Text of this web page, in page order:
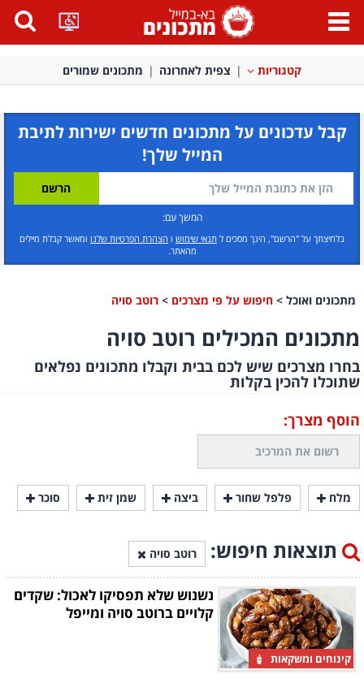
פתח
תפריט
קטגוריות צפית לאחרונה מתכונים שמורים
קבל עדכונים על מתכונים חדשים ישירות לתיבת
המייל שלך!
המשך עם:
בלחיצתך על "הרשם", הינך מסכים ל תנאי שימוש ו הצהרת הפרטיות שלנו ומאשר קבלת מיילים
מהאתר.
מתכונים ואוכל > חיפוש על פי מצרכים > רוטב סויה
מתכונים המכילים רוטב סויה
בחרו מצרכים שיש לכם בבית וקבלו מתכונים נפלאים
שתוכלו להכין בקלות
הוסף מצרך:
מלח פלפל שחור ביצה שמן זית סוכר
תוצאות חיפוש: רוטב סויה
קינוחים ומשקאות
נשנוש שלא תפסיקו לאכול: שקדים
קלויים ברוטב סויה ומייפל